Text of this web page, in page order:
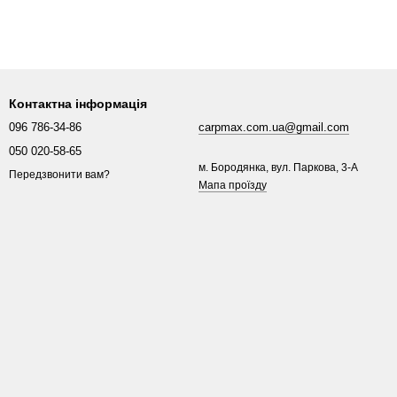
Контактна інформація
096 786-34-86
050 020-58-65
Передзвонити вам?
carpmax.com.ua@gmail.com
м. Бородянка, вул. Паркова, 3-A
Мапа проїзду